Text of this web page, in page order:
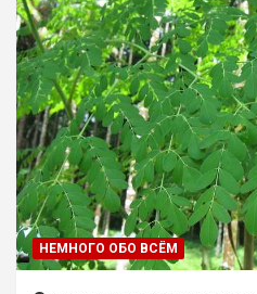
НЕМНОГО ОБО ВСЁМ